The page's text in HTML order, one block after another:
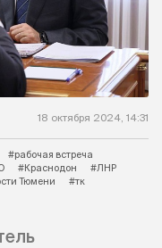
18 октября 2024, 14:31
#рабочая встреча
#Краснодон
#ЛНР
Тюмени #тк